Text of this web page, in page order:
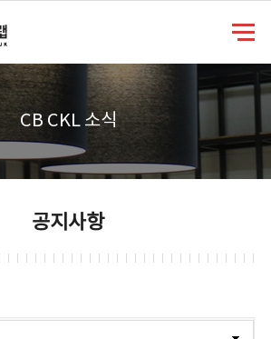
CB CKL 소식
공지사항